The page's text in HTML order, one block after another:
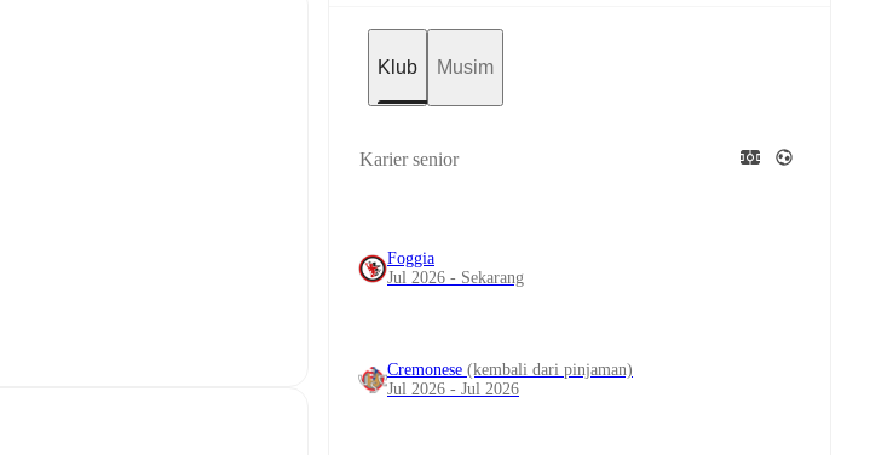
Klub Musim
Karier senior
Foggia
Jul 2026 - Sekarang
Cremonese (kembali dari pinjaman)
Jul 2026 - Jul 2026